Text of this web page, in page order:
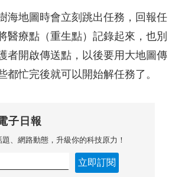
海地圖時會立刻跳出任務，回報任
醫療點（重生點）記錄起來，也別
者開啟傳送點，以後要用大地圖傳
都忙完後就可以開始解任務了。
子日報
、網路動態，升級你的科技原力！
立即訂閱